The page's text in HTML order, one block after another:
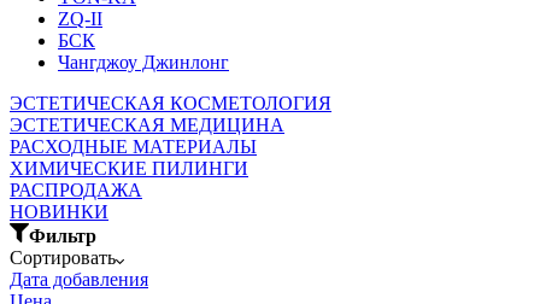
ZQ-II
БСК
Чангджоу Джинлонг
ЭСТЕТИЧЕСКАЯ КОСМЕТОЛОГИЯ
ЭСТЕТИЧЕСКАЯ МЕДИЦИНА
РАСХОДНЫЕ МАТЕРИАЛЫ
ХИМИЧЕСКИЕ ПИЛИНГИ
РАСПРОДАЖА
НОВИНКИ
Фильтр
Сортировать
Дата добавления